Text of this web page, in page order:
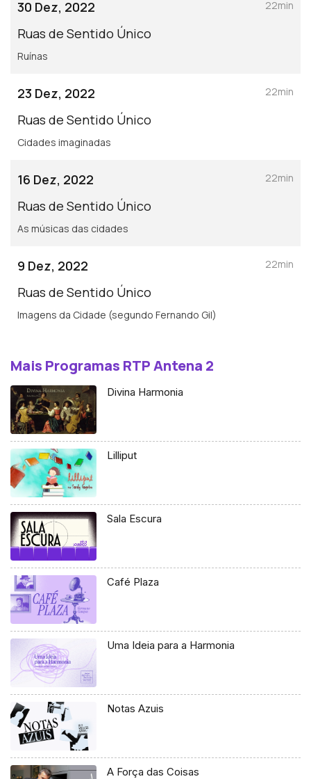
30 Dez, 2022
Ruas de Sentido Único
Ruínas
22min
23 Dez, 2022
Ruas de Sentido Único
Cidades imaginadas
22min
16 Dez, 2022
Ruas de Sentido Único
As músicas das cidades
22min
9 Dez, 2022
Ruas de Sentido Único
Imagens da Cidade (segundo Fernando Gil)
22min
Mais Programas RTP Antena 2
Divina Harmonia
Lilliput
Sala Escura
Café Plaza
Uma Ideia para a Harmonia
Notas Azuis
A Força das Coisas